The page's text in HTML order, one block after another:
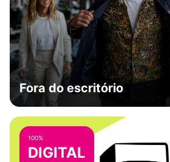
Fora do escritório
100%
DIGITAL